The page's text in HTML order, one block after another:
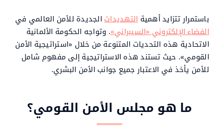
باستمرار تتزايد أهمية التهديدات الجديدة للأمن العالمي في
الفضاء الإلكتروني «السيبراني». وتواجه الحكومة الألمانية
الاتحادية هذه التحديات المتنوعة من خلال «استراتيجية الأمن
القومي». حيث تستند هذه الاستراتيجية إلى مفهوم شامل
للأمن يأخذ في الاعتبار جميع جوانب الأمن البشري.
ما هو مجلس الأمن القومي؟